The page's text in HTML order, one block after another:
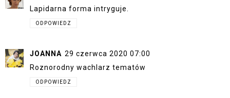
Lapidarna forma intryguje.
ODPOWIEDZ
JOANNA 29 czerwca 2020 07:00
Roznorodny wachlarz tematów
ODPOWIEDZ